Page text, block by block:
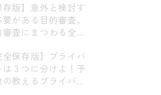
存版】意外と検討す
要がある目的審査。
審査にまつわる全論
頻出の予防原則につ
も完全フォロー【パ
ナリズム、予防原
全保存版】プライバ
は３つに分けよ！予
教えるプライバシ